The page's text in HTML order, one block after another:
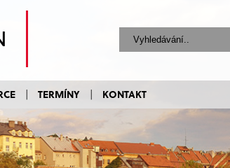
TERMÍNY KONTAKT